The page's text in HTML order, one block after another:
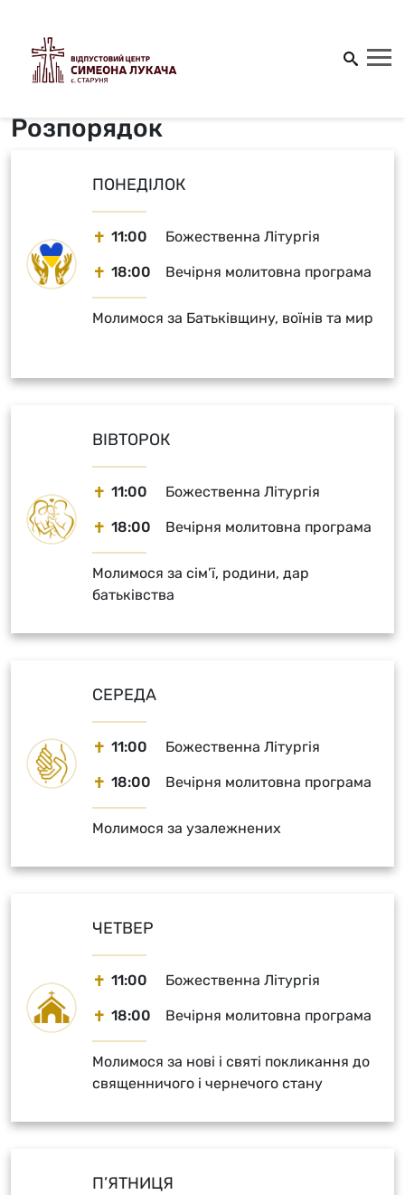
Розпорядок
ПОНЕДІЛОК
11:00 Божественна Літургія
18:00 Вечірня молитовна програма
Молимося за Батьківщину, воїнів та мир
ВІВТОРОК
11:00 Божественна Літургія
18:00 Вечірня молитовна програма
Молимося за сім’ї, родини, дар
батьківства
СЕРЕДА
11:00 Божественна Літургія
18:00 Вечірня молитовна програма
Молимося за узалежнених
ЧЕТВЕР
11:00 Божественна Літургія
18:00 Вечірня молитовна програма
Молимося за нові і святі покликання до
священничого і чернечого стану
П’ЯТНИЦЯ